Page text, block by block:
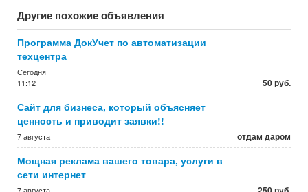
Другие похожие объявления
Программа ДокУчет по автоматизации
техцентра
Сегодня
11:12
50 руб.
Сайт для бизнеса, который объясняет
ценность и приводит заявки!!
7 августа отдам даром
Мощная реклама вашего товара, услуги в
сети интернет